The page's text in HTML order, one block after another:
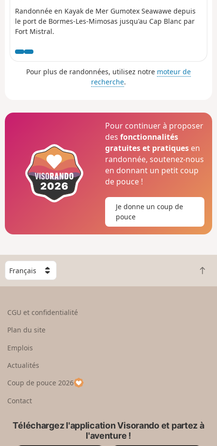
Randonnée en Kayak de Mer Gumotex Seawawe depuis
le port de Bormes-Les-Mimosas jusqu'au Cap Blanc par
Fort Mistral.
Pour plus de randonnées, utilisez notre moteur de
recherche.
Pour continuer à proposer
desfonctionnalités
gratuites et pratiques en
randonnée, soutenez-nous
en donnant un petit coup
de pouce !
Je donne un coup de
pouce
C
h
o
e
u
p
a
R
e
CGU et confidentialité
Plan du site
Emplois
Actualités
Coup de pouce 2026
Contact
Téléchargez l'application Visorando et partez à
l'aventure !